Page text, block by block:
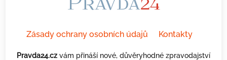
Zásady ochrany osobních údajů Kontakty
Pravda24.cz vám přináší nové, důvěryhodné zpravodajství